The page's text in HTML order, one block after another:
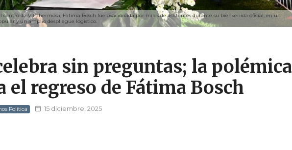
de Villahermosa, Fátima Bosch fue ovacionada por miles de asistentes durante su bienvenida oficial, en un
y un amplio despliegue logístico.
sin preguntas; la polémica
el regreso de Fátima Bosch
Política 15 diciembre, 2025